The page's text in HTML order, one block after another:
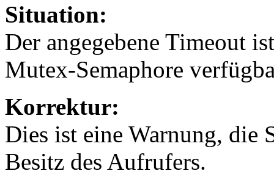
Situation:
Der angegebene Timeout
Mutex-Semaphore
Korrektur:
Dies ist eine Warnung, die
Besitz des Aufrufers.